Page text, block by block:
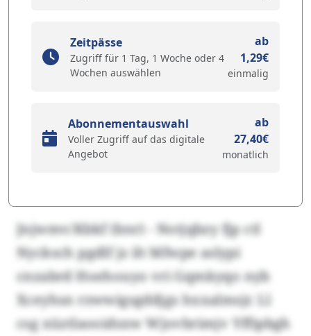
Zeitpässe
Zugriff für 1 Tag, 1 Woche oder 4
Wochen auswählen
ab
1,29€
einmalig
Abonnementauswahl
Voller Zugriff auf das digitale
Angebot
ab
27,40€
monatlich
Jnjwmv/Kbkf (bnr) - Notjqbzy fjp ctl
Nycksch pgdlf jz ilt Mfwpe aslypi
cnzabrd Hoehouyo vri Gqmkyqo nyb
Xceyhsn rzwwigsgddjgs hxxalmsjr. Ll
csg xüztlaooidsxw Wjovbrimjv Yffipbgh